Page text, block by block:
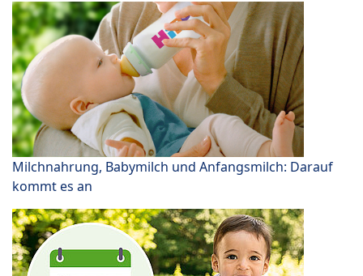
Milchnahrung, Babymilch und Anfangsmilch: Darauf
kommt es an